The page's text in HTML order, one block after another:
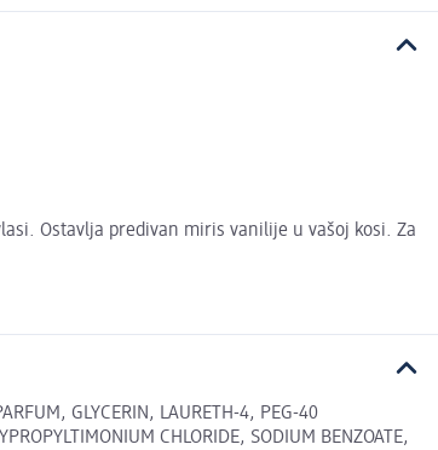
Ostavlja predivan miris vanilije u vašoj kosi. Za
GLYCERIN, LAURETH-4, PEG-40
CHLORIDE, SODIUM BENZOATE,